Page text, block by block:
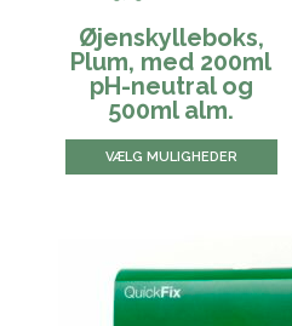
Øjenskylleboks,
Plum, med 200ml
pH-neutral og
500ml alm.
VÆLG MULIGHEDER